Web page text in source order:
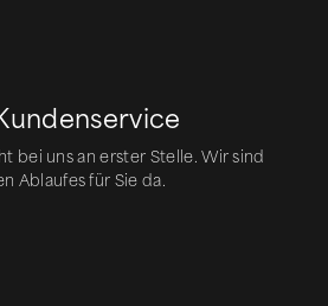
bei uns an erster Stelle. Wir sind
Ablaufes für Sie da.